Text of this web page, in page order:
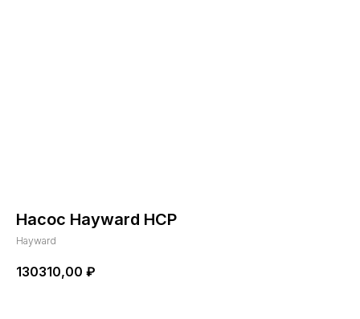
Насос Hayward HCP
Hayward
130310,00 ₽